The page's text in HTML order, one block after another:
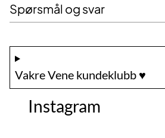
Spørsmål og svar
Vakre Vene kundeklubb ♥️
Instagram